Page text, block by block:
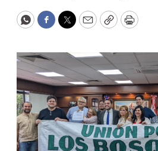
WhatsApp
Facebook
Twitter
EmailCopyPrint